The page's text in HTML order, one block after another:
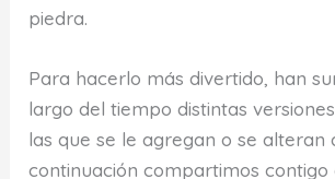
piedra.
Para hacerlo más divertido, han
largo del tiempo distintas
las que se le agregan o se alteran
continuación compartimos contigo